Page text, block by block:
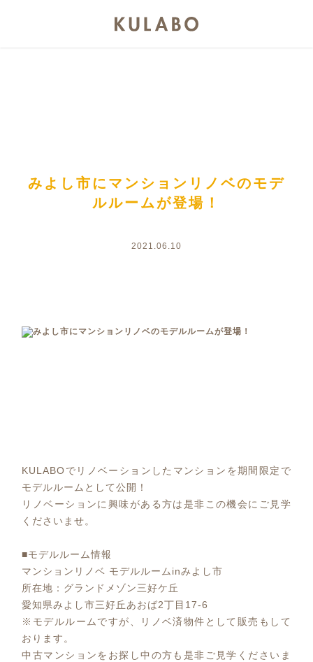
みよし市にマンションリノベのモデ
ルルームが登場！
2021.06.10
KULABOでリノベーションしたマンションを期間限定で
モデルルームとして公開！
リノベーションに興味がある方は是非この機会にご見学
くださいませ。
■モデルルーム情報
マンションリノベ モデルルームinみよし市
所在地：グランドメゾン三好ケ丘
愛知県みよし市三好丘あおば2丁目17-6
※モデルルームですが、リノベ済物件として販売もして
おります。
中古マンションをお探し中の方も是非ご見学くださいま